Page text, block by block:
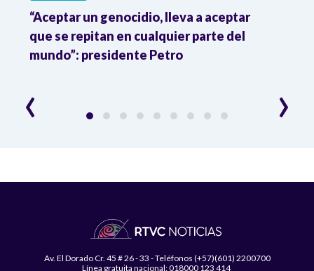
“Aceptar un genocidio, lleva a aceptar
que se repitan en cualquier parte del
mundo”: presidente Petro
‹ ›
Av. El Dorado Cr. 45 # 26 - 33 - Teléfonos (+57)(601) 2200700
Línea gratuita nacional: 018000 123 414